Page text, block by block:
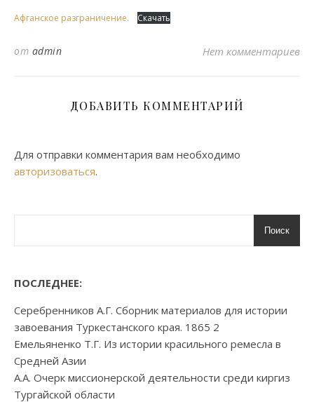
Афганское разграничение. Скачать
от admin Нет комментариев
ДОБАВИТЬ КОММЕНТАРИЙ
Для отправки комментария вам необходимо
авторизоваться.
Поиск
ПОСЛЕДНЕЕ:
Серебренников А.Г. Сборник материалов для истории
завоевания Туркестанского края. 1865 2
Емельяненко Т.Г. Из истории красильного ремесла в
Средней Азии
А.А. Очерк миссионерской деятельности среди киргиз
Тургайской области